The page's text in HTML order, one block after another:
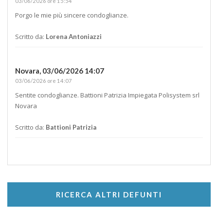
Porgo le mie più sincere condoglianze.
Scritto da: Lorena Antoniazzi
Novara, 03/06/2026 14:07
03/06/2026 ore 14:07
Sentite condoglianze. Battioni Patrizia Impiegata Polisystem srl
Novara
Scritto da: Battioni Patrizia
RICERCA ALTRI DEFUNTI